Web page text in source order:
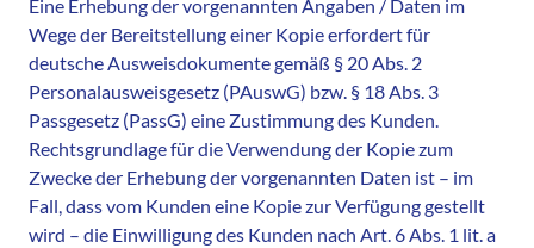
Eine Erhebung der vorgenannten Angaben / Daten im
Wege der Bereitstellung einer Kopie erfordert für
deutsche Ausweisdokumente gemäß § 20 Abs. 2
Personalausweisgesetz (PAuswG) bzw. § 18 Abs. 3
Passgesetz (PassG) eine Zustimmung des Kunden.
Rechtsgrundlage für die Verwendung der Kopie zum
Zwecke der Erhebung der vorgenannten Daten ist – im
Fall, dass vom Kunden eine Kopie zur Verfügung gestellt
wird – die Einwilligung des Kunden nach Art. 6 Abs. 1 lit. a